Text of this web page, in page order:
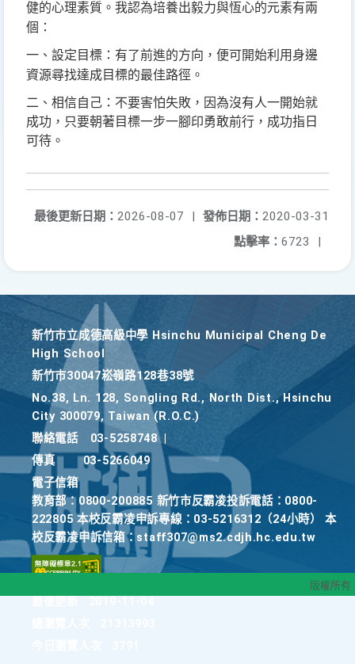
健的心理素質。我認為培養出毅力與恆心的元素有兩
個：
一 、 設定目標：有了前進的方向，便可開始利用身邊
資源尋找達成目標的最佳路徑。
二 、 相信自己：不要害怕失敗，因為沒有人一開始就
成功，只要朝著目標一步一腳印勇敢前行，成功指日
可待 。
發佈日期： 2020-03-31
最後更新日期： 2026-08-07
|
點擊率： 6723 |
新竹巿立成德高級中學 Hsinchu Municipal Cheng De
High School
新竹巿30047崧嶺路128巷38號
No.38, Ln. 128, Songling Rd., North Dist., Hsinchu
City 300079, Taiwan (R.O.C.)
聯絡電話
03-5258748
傳真
03-5266049
電子信箱
教育部：0800-200885 新竹市反霸凌投訴電話：0800-
222805 本校反霸凌申訴專線：03-5216312（24小時） 本
校反霸凌申訴信箱：staff307@ms2.cdjh.hc.edu.tw
版權所有